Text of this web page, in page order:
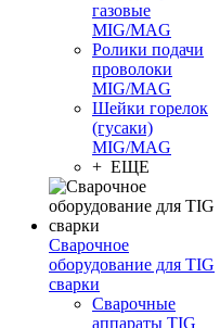
газовые
MIG/MAG
Ролики подачи
проволоки
MIG/MAG
Шейки горелок
(гусаки)
MIG/MAG
+ ЕЩЕ
Сварочное
оборудование для TIG
сварки
Сварочные
аппараты TIG